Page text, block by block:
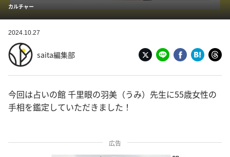
カルチャー
2024.10.27
saita編集部
今回は占いの館 千里眼の羽美（うみ）先生に55歳女性の
手相を鑑定していただきました！
広告